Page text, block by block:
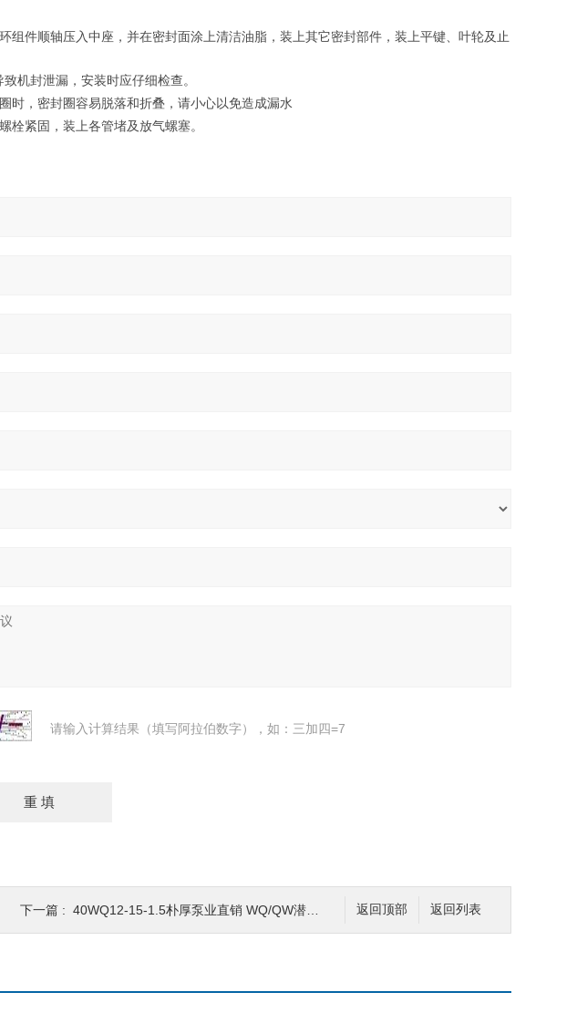
组件顺轴压入中座，并在密封面涂上清洁油脂，装上其它密封部件，装上平键、叶轮及止
机封泄漏，安装时应仔细检查。
时，密封圈容易脱落和折叠，请小心以免造成漏水
栓紧固，装上各管堵及放气螺塞。
请输入计算结果（填写阿拉伯数字），如：三加四=7
返回列表
返回顶部
下一篇 : 40WQ12-15-1.5朴厚泵业直销 WQ/QW潜水排污泵